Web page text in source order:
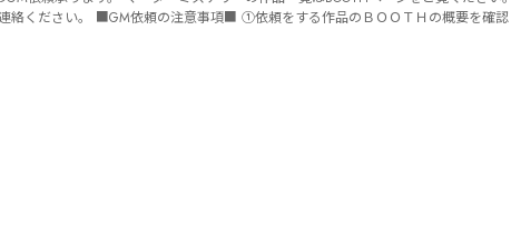
ません。 ⑤批判目的等、作品を楽しむつもりのない方は参加をご